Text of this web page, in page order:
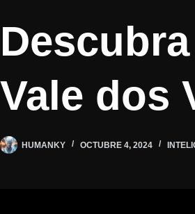
Vale dos
HUMANKY OCTUBRE 4, 2024